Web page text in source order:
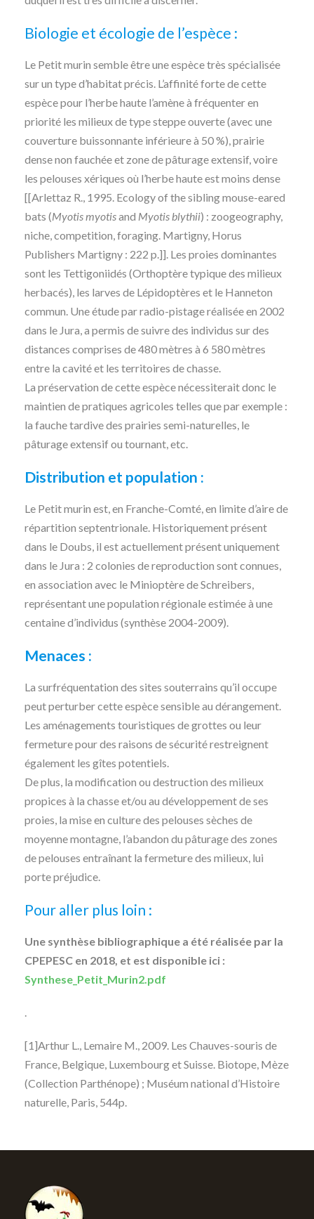
Biologie et écologie de l’espèce :
Le Petit murin semble être une espèce très spécialisée
sur un type d’habitat précis. L’affinité forte de cette
espèce pour l’herbe haute l’amène à fréquenter en
priorité les milieux de type steppe ouverte (avec une
couverture buissonnante inférieure à 50 %), prairie
dense non fauchée et zone de pâturage extensif, voire
les pelouses xériques où l’herbe haute est moins dense
[[Arlettaz R., 1995. Ecology of the sibling mouse-eared
bats (Myotis myotisand Myotis blythii) : zoogeography,
niche, competition, foraging. Martigny, Horus
Publishers Martigny : 222 p.]]. Les proies dominantes
sont les Tettigoniidés (Orthoptère typique des milieux
herbacés), les larves de Lépidoptères et le Hanneton
commun. Une étude par radio-pistage réalisée en 2002
dans le Jura, a permis de suivre des individus sur des
distances comprises de 480 mètres à 6 580 mètres
entre la cavité et les territoires de chasse.
La préservation de cette espèce nécessiterait donc le
maintien de pratiques agricoles telles que par exemple :
la fauche tardive des prairies semi-naturelles, le
pâturage extensif ou tournant, etc.
Distribution et population :
Le Petit murin est, en Franche-Comté, en limite d’aire de
répartition septentrionale. Historiquement présent
dans le Doubs, il est actuellement présent uniquement
dans le Jura : 2 colonies de reproduction sont connues,
en association avec le Minioptère de Schreibers,
représentant une population régionale estimée à une
centaine d’individus (synthèse 2004-2009).
Menaces :
La surfréquentation des sites souterrains qu’il occupe
peut perturber cette espèce sensible au dérangement.
Les aménagements touristiques de grottes ou leur
fermeture pour des raisons de sécurité restreignent
également les gîtes potentiels.
De plus, la modification ou destruction des milieux
propices à la chasse et/ou au développement de ses
proies, la mise en culture des pelouses sèches de
moyenne montagne, l’abandon du pâturage des zones
de pelouses entraînant la fermeture des milieux, lui
porte préjudice.
Pour aller plus loin :
Une synthèse bibliographique a été réalisée par la
CPEPESC en 2018, et est disponible ici :
Synthese_Petit_Murin2.pdf
[1]Arthur L., Lemaire M., 2009. Les Chauves-souris de
France, Belgique, Luxembourg et Suisse. Biotope, Mèze
(Collection Parthénope) ; Muséum national d’Histoire
naturelle, Paris, 544p.